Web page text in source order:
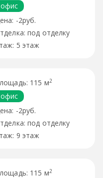
офис
-2руб.
под отделку
5 этаж
115 м2
офис
-2руб.
под отделку
9 этаж
115 м2